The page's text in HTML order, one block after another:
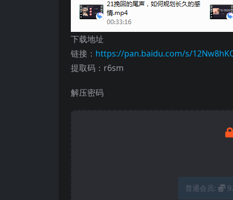
下载地址
链接： https://pan.baidu.com/s/
提取码：r6sm
解压密码
普通会员: